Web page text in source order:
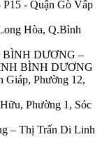
- Quận Gò Vấp
Hòa, Q.Bình
DƯƠNG –
BÌNH DƯƠNG
Giáp, Phường 12,
Phường 1, Sóc
– Thị Trấn Di Linh